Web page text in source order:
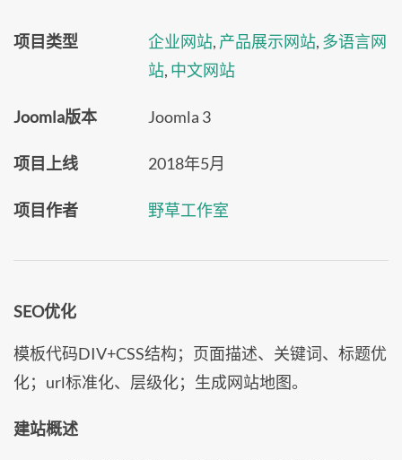
项目类型 企业网站, 产品展示网站, 多语言网
站, 中文网站
Joomla版本 Joomla 3
项目上线 2018年5月
项目作者 野草工作室
SEO优化
模板代码DIV+CSS结构；页面描述、关键词、标题优
化；url标准化、层级化；生成网站地图。
建站概述